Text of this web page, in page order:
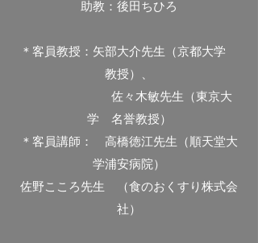
助教：後田ちひろ
＊客員教授：矢部大介先生（京都大学
教授）、
佐々木敏先生（東京大
学 名誉教授）
＊客員講師： 高橋徳江先生（順天堂大
学浦安病院）
佐野こころ先生 （食のおくすり株式会
社）